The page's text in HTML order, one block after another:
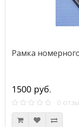
Рамка
1500 руб.
0